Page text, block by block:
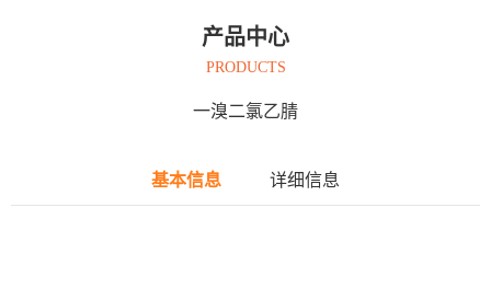
产品中心
PRODUCTS
一溴二氯乙腈
基本信息 详细信息